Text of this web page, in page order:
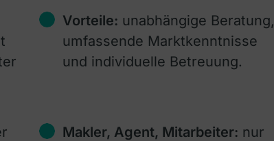
Vorteile: unabhängige Beratung,
umfassende Marktkenntnisse
und individuelle Betreuung.
Makler, Agent, Mitarbeiter: nur